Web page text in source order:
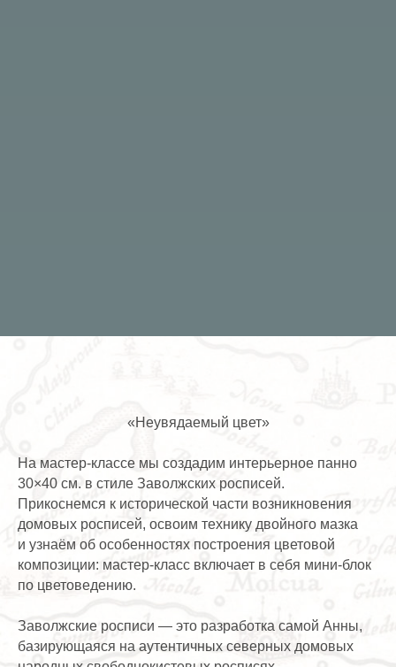
«Неувядаемый цвет»
На мастер-классе мы создадим интерьерное панно
30×40 см. в стиле Заволжских росписей.
Прикоснемся к исторической части возникновения
домовых росписей, освоим технику двойного мазка
и узнаём об особенностях построения цветовой
композиции: мастер-класс включает в себя мини-блок
по цветоведению.
Заволжские росписи — это разработка самой Анны,
базирующаяся на аутентичных северных домовых